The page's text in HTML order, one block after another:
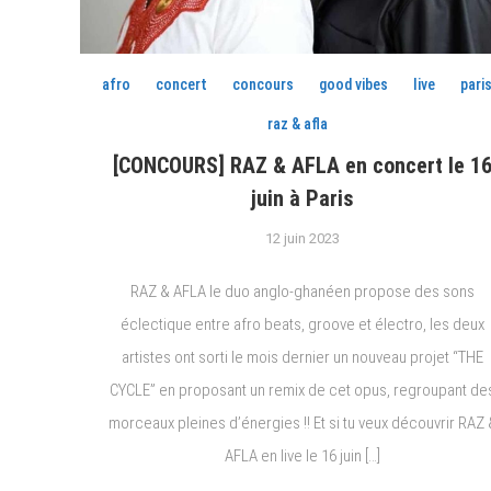
afro concert concours good vibes live paris
raz & afla
[CONCOURS] RAZ & AFLA en concert le 16
juin à Paris
12 juin 2023
RAZ & AFLA le duo anglo-ghanéen propose des sons
éclectique entre afro beats, groove et électro, les deux
artistes ont sorti le mois dernier un nouveau projet “THE
CYCLE” en proposant un remix de cet opus, regroupant
morceaux pleines d’énergies !! Et si tu veux découvrir RAZ
AFLA en live le 16 juin […]